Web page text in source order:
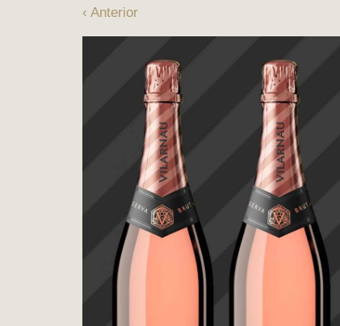
‹ Anterior